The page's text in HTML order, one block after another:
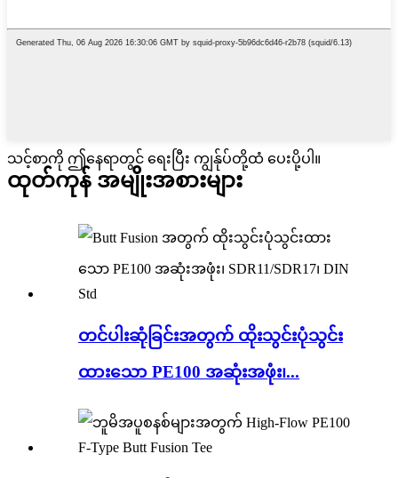
သင့်စာကို ဤနေရာတွင် ရေးပြီး ကျွန်ုပ်တို့ထံ ပေးပို့ပါ။
ထုတ်ကုန် အမျိုးအစားများ
တင်ပါးဆုံခြင်းအတွက် ထိုးသွင်းပုံသွင်း
ထားသော PE100 အဆုံးအဖုံး၊...